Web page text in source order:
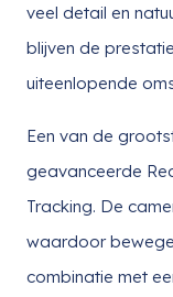
veel detail en
blijven de
uiteenlopende
Een van de
geavanceerde
Tracking. De
waardoor
combinatie met